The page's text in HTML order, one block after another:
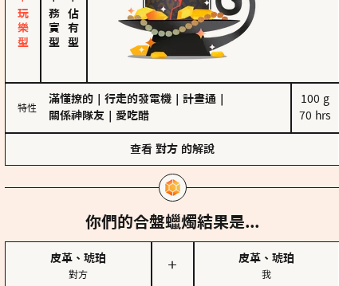
務實型佔有型
特性
滿懂撩的 行走的發電機 計畫通
關係神隊友
愛吃醋
100 g
70 hrs
查看 對方 的解說
你們的合盤蠟燭結果是...
皮革、琥珀
對方
＋
皮革、琥珀
我